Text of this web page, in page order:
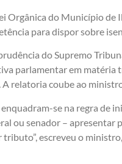
Orgânica do Município de
para dispor sobre
do Supremo
parlamentar em matéria
relatoria coube ao
se na regra de
ou senador – apresentar
escreveu o